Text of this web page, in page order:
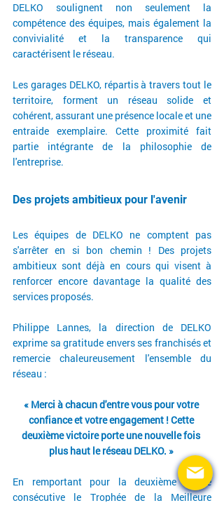
DELKO soulignent non seulement la
compétence des équipes, mais également la
convivialité et la transparence qui
caractérisent le réseau.
Les garages DELKO, répartis à travers tout le
territoire, forment un réseau solide et
cohérent, assurant une présence locale et une
entraide exemplaire. Cette proximité fait
partie intégrante de la philosophie de
l'entreprise.
Des projets ambitieux pour l'avenir
Les équipes de DELKO ne comptent pas
s'arrêter en si bon chemin ! Des projets
ambitieux sont déjà en cours qui visent à
renforcer encore davantage la qualité des
services proposés.
Philippe Lannes, la direction de DELKO
exprime sa gratitude envers ses franchisés et
remercie chaleureusement l'ensemble du
réseau :
« Merci à chacun d'entre vous pour votre
confiance et votre engagement ! Cette
deuxième victoire porte une nouvelle fois
plus haut le réseau DELKO. »
En remportant pour la deuxième année
consécutive le Trophée de la Meilleure